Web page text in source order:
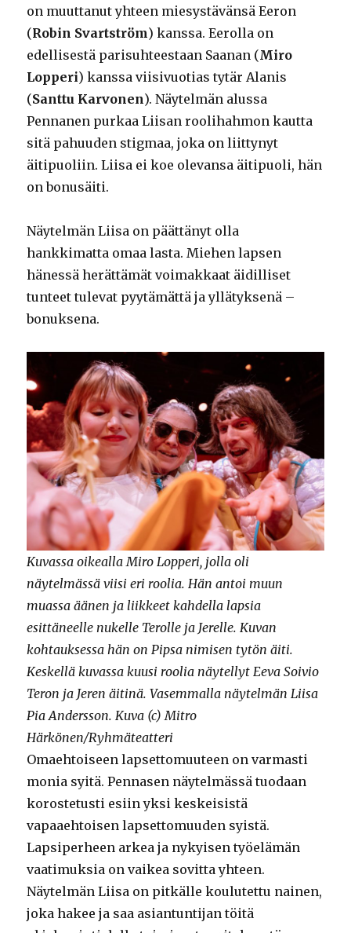
on muuttanut yhteen miesystävänsä Eeron
(Robin Svartström) kanssa. Eerolla on
edellisestä parisuhteestaan Saanan (Miro
Lopperi) kanssa viisivuotias tytär Alanis
(Santtu Karvonen). Näytelmän alussa
Pennanen purkaa Liisan roolihahmon kautta
sitä pahuuden stigmaa, joka on liittynyt
äitipuoliin. Liisa ei koe olevansa äitipuoli, hän
on bonusäiti.
Näytelmän Liisa on päättänyt olla
hankkimatta omaa lasta. Miehen lapsen
hänessä herättämät voimakkaat äidilliset
tunteet tulevat pyytämättä ja yllätyksenä –
bonuksena.
Kuvassa oikealla Miro Lopperi, jolla oli
näytelmässä viisi eri roolia. Hän antoi muun
muassa äänen ja liikkeet kahdella lapsia
esittäneelle nukelle Terolle ja Jerelle. Kuvan
kohtauksessa hän on Pipsa nimisen tytön äiti.
Keskellä kuvassa kuusi roolia näytellyt Eeva Soivio
Teron ja Jeren äitinä. Vasemmalla näytelmän Liisa
Pia Andersson. Kuva (c) Mitro
Härkönen/Ryhmäteatteri
Omaehtoiseen lapsettomuuteen on varmasti
monia syitä. Pennasen näytelmässä tuodaan
korostetusti esiin yksi keskeisistä
vapaaehtoisen lapsettomuuden syistä.
Lapsiperheen arkea ja nykyisen työelämän
vaatimuksia on vaikea sovitta yhteen.
Näytelmän Liisa on pitkälle koulutettu nainen,
joka hakee ja saa asiantuntijan töitä